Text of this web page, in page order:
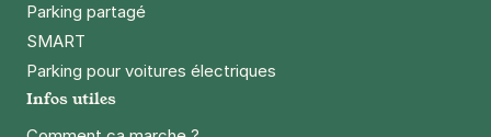
Paris Haussmann - Salle Pleyel -
218 rue du Faubourg Saint-Honoré
Parking partagé
SMART
Parking pour voitures électriques
Infos utiles